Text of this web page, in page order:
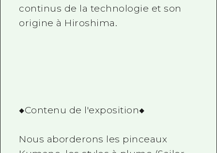
continus de la technologie et son
origine à Hiroshima.
◆Contenu de l'exposition◆
Nous aborderons les pinceaux